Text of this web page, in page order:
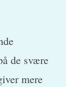
de svære
mere